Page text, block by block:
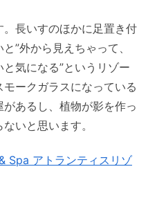
長いすのほかに足置き付
”外から見えちゃって、
気になる”というリゾー
ークガラスになっている
あるし、植物が影を作っ
いと思います。